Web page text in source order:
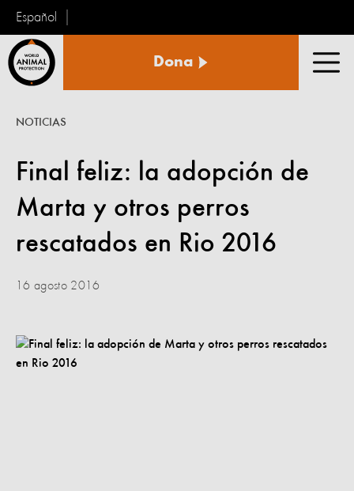
Español
Animal
Dona
Final feliz: la adopción de
Marta y otros perros
rescatados en Rio 2016
NOTICIAS
16 agosto 2016